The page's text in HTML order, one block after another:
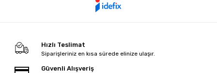
Hızlı Teslimat
Siparişleriniz en kısa sürede elinize ulaşır.
Güvenli Alışveriş